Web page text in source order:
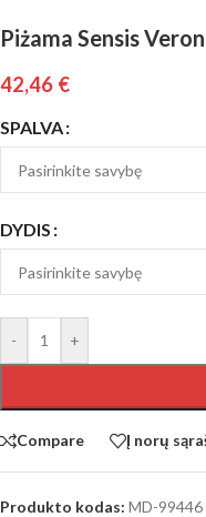
Piżama Sensis
42,46 €
SPALVA
DYDIS
- +
Compare Į norų
Produkto kodas: MD-99446